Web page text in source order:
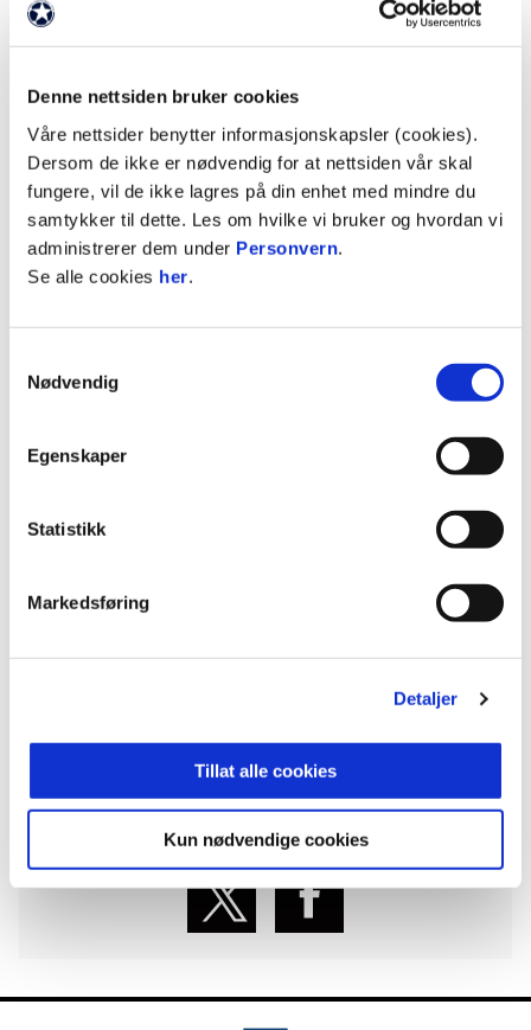
Denne nettsiden bruker cookies
Våre nettsider benytter informasjonskapsler (cookies).
Dersom de ikke er nødvendig for at nettsiden vår skal
fungere, vil de ikke lagres på din enhet med mindre du
samtykker til dette. Les om hvilke vi bruker og hvordan vi
administrerer dem under Personvern.
Se alle cookies her.
Nødvendig
Egenskaper
Statistikk
Markedsføring
Detaljer
Tillat alle cookies
Kun nødvendige cookies
vårsesong frå Scarcella, har partane no vorte
– Eg er veldig glad for å forlengje kontrakten med
Hødd i to nye år. Eg kjenner at dette er den beste
plassen for meg å utvikle meg både som person
og som spelar, og eg ser fram til å
oppnå noko spesielt saman med
denne spelargruppa denne sesongen og i
Sportssjef Jesper Tørnqvist er særs nøgd med å
ha fått på plass ein ny avtale med Scarcella.
– Matthew har frå første dag vist seg fram
som ein dyktig fotballspelar,
beina. Han er ein spelar vi har ønskt å ha
til fortsetjinga saman, seier Tørnqvist.
Publisert: 08.06.2026
Skrive av: Andre Garshol
Kontakt:gardshol@hodd.no